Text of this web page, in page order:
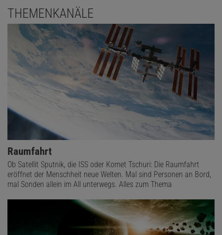
THEMENKANÄLE
Raumfahrt
Ob Satellit Sputnik, die ISS oder Komet Tschuri: Die Raumfahrt
eröffnet der Menschheit neue Welten. Mal sind Personen an Bord,
mal Sonden allein im All unterwegs. Alles zum Thema